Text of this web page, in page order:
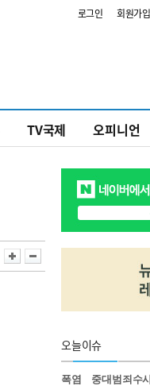
로그인 회원가입
TV국제 오피니언
오늘이슈
폭염 중대범죄수